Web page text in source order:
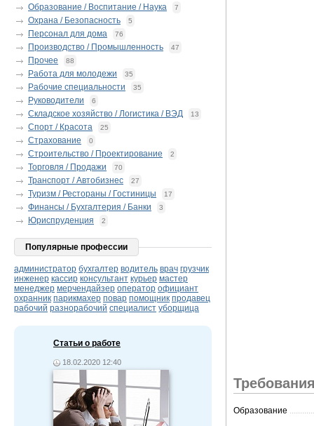
Образование / Воспитание / Наука 7
Охрана / Безопасность 5
Персонал для дома 76
Производство / Промышленность 47
Прочее 88
Работа для молодежи 35
Рабочие специальности 35
Руководители 6
Складское хозяйство / Логистика / ВЭД 13
Спорт / Красота 25
Страхование 0
Строительство / Проектирование 2
Торговля / Продажи 70
Транспорт / Автобизнес 27
Туризм / Рестораны / Гостиницы 17
Финансы / Бухгалтерия / Банки 3
Юриспруденция 2
Популярные профессии
администратор бухгалтер водитель врач грузчик
инженер кассир консультант курьер мастер
менеджер мерчендайзер оператор официант
охранник парикмахер повар помощник продавец
рабочий разнорабочий специалист уборщица
Статьи о работе
18.02.2020 12:40
Образование